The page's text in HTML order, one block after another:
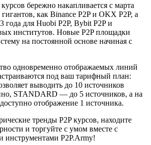
бережно накапливается с марта
гигантов, как Binance P2P и OKX P2P, а
года для Huobi P2P, Bybit P2P и
институтов. Новые P2P площадки
на постоянной основе начиная с
одновременно отображаемых линий
под ваш тарифный план:
выводить до 10 источников
STANDARD — до 5 источников, а на
отображение 1 источника.
тренды P2P курсов, находите
и торгуйте с умом вместе с
инструментами P2P.Army!